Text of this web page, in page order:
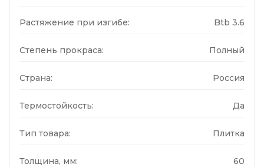
Растяжение при изгибе: Btb 3.6
Степень прокраса: Полный
Страна: Россия
Термостойкость: Да
Тип товара: Плитка
Толщина, мм: 60